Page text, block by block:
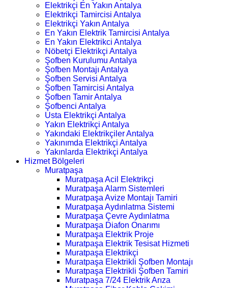
Elektrikçi En Yakın Antalya
Elektrikçi Tamircisi Antalya
Elektrikçi Yakın Antalya
En Yakın Elektrik Tamircisi Antalya
En Yakın Elektrikci Antalya
Nöbetçi Elektrikçi Antalya
Şofben Kurulumu Antalya
Şofben Montajı Antalya
Şofben Servisi Antalya
Şofben Tamircisi Antalya
Şofben Tamir Antalya
Şofbenci Antalya
Usta Elektrikçi Antalya
Yakın Elektrikçi Antalya
Yakındaki Elektrikçiler Antalya
Yakınımda Elektrikçi Antalya
Yakınlarda Elektrikçi Antalya
Hizmet Bölgeleri
Muratpaşa
Muratpaşa Acil Elektrikçi
Muratpaşa Alarm Sistemleri
Muratpaşa Avize Montajı Tamiri
Muratpaşa Aydınlatma Sistemi
Muratpaşa Çevre Aydınlatma
Muratpaşa Diafon Onarımı
Muratpaşa Elektrik Proje
Muratpaşa Elektrik Tesisat Hizmeti
Muratpaşa Elektrikçi
Muratpaşa Elektrikli Şofben Montajı
Muratpaşa Elektrikli Şofben Tamiri
Muratpaşa 7/24 Elektrik Arıza